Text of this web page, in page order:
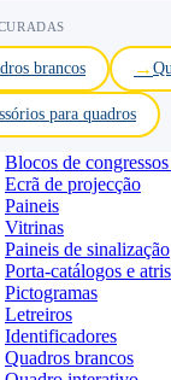
brancos
para quadros
Blocos de
Ecrã de projecção
Paineis
Vitrinas
Paineis de sinalização
Porta-catálogos e
Pictogramas
Letreiros
Identificadores
Quadros brancos